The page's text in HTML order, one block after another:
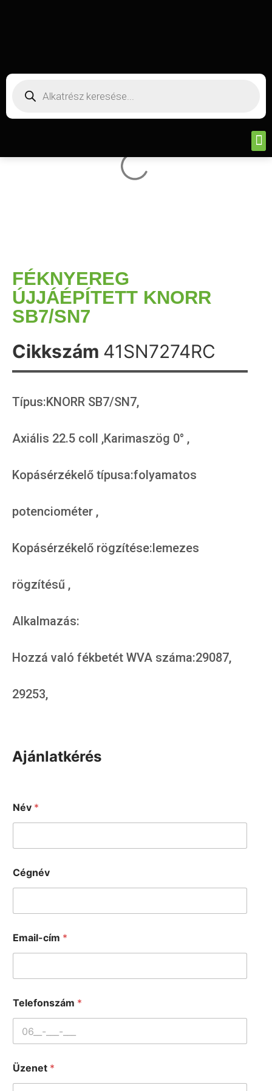
FÉKNYEREG
ÚJJÁÉPÍTETT KNORR
SB7/SN7
Cikkszám 41SN7274RC
Típus:KNORR SB7/SN7,
Axiális 22.5 coll ,Karimaszög 0° ,
Kopásérzékelő típusa:folyamatos
potenciométer ,
Kopásérzékelő rögzítése:lemezes
rögzítésű ,
Alkalmazás:
Hozzá való fékbetét WVA száma:29087,
29253,
Ajánlatkérés
Név *
Cégnév
Email-cím *
Telefonszám *
Üzenet *